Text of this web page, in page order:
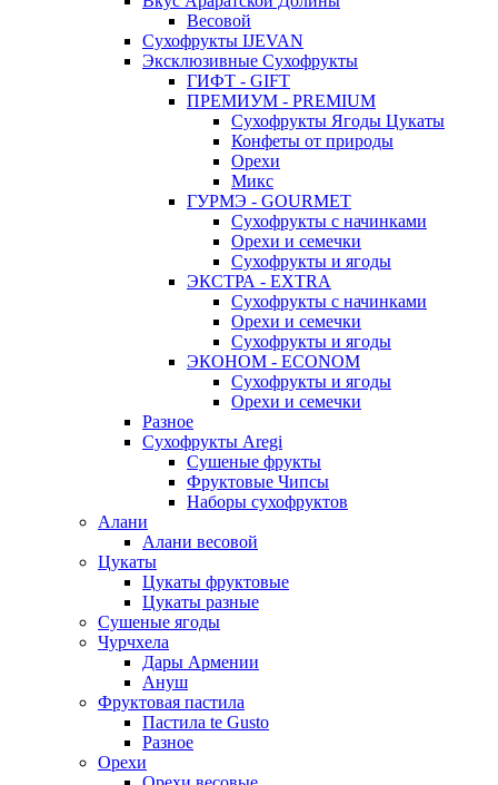
Весовой
Сухофрукты IJEVAN
Эксклюзивные Сухофрукты
ГИФТ - GIFT
ПРЕМИУМ - PREMIUM
Сухофрукты Ягоды Цукаты
Конфеты от природы
Орехи
Микс
ГУРМЭ - GOURMET
Сухофрукты с начинками
Орехи и семечки
Сухофрукты и ягоды
ЭКСТРА - EXTRA
Сухофрукты с начинками
Орехи и семечки
Сухофрукты и ягоды
ЭКОНОМ - ECONOM
Сухофрукты и ягоды
Орехи и семечки
Разное
Сухофрукты Aregi
Сушеные фрукты
Фруктовые Чипсы
Наборы сухофруктов
Алани
Алани весовой
Цукаты
Цукаты фруктовые
Цукаты разные
Сушеные ягоды
Чурчхела
Дары Армении
Ануш
Фруктовая пастила
Пастила te Gusto
Разное
Орехи